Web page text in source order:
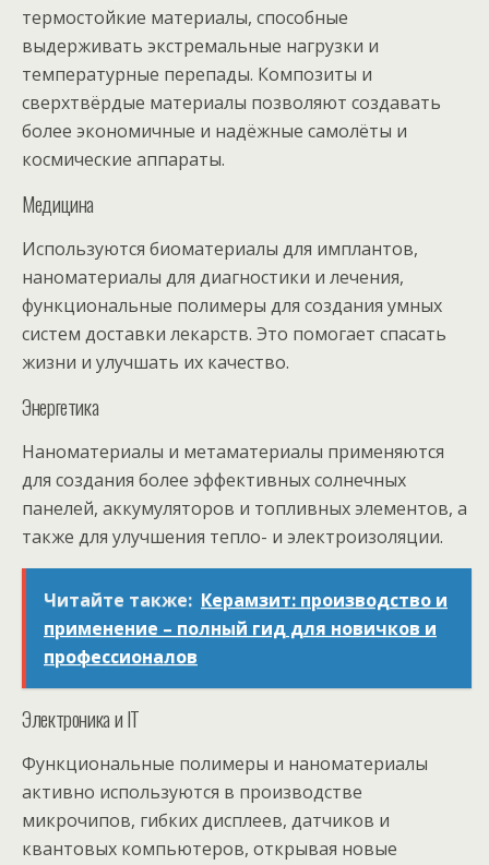
термостойкие материалы, способные
выдерживать экстремальные нагрузки и
температурные перепады. Композиты и
сверхтвёрдые материалы позволяют создавать
более экономичные и надёжные самолёты и
космические аппараты.
Медицина
Используются биоматериалы для имплантов,
наноматериалы для диагностики и лечения,
функциональные полимеры для создания умных
систем доставки лекарств. Это помогает спасать
жизни и улучшать их качество.
Энергетика
Наноматериалы и метаматериалы применяются
для создания более эффективных солнечных
панелей, аккумуляторов и топливных элементов, а
также для улучшения тепло- и электроизоляции.
Читайте также: Керамзит: производство и
применение – полный гид для новичков и
профессионалов
Электроника и IT
Функциональные полимеры и наноматериалы
активно используются в производстве
микрочипов, гибких дисплеев, датчиков и
квантовых компьютеров, открывая новые